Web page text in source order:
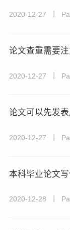
2020-12-27 丨
论文查重需要
2020-12-27 丨
论文可以先发
2020-12-27 丨
本科毕业论文
2020-12-28 丨